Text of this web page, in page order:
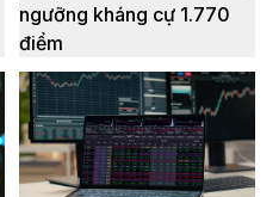
ngưỡng kháng cự 1.770
điểm